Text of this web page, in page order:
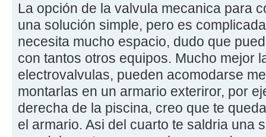
La opción de la valvula mecanica para
una solución simple, pero es
necesita mucho espacio, dudo que
con tantos otros equipos. Mucho mejor
electrovalvulas, pueden acomodarse
montarlas en un armario exteriror, por
derecha de la piscina, creo que te
el armario. Asi del cuarto te saldria una